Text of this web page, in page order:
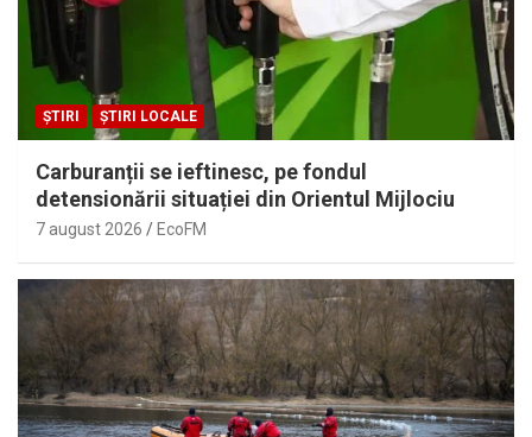
ȘTIRI ȘTIRI LOCALE
Carburanții se ieftinesc, pe fondul
detensionării situației din Orientul Mijlociu
7 august 2026 EcoFM